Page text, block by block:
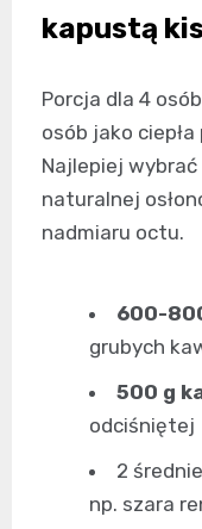
kapustą
Porcja dla 4
osób jako
Najlepiej
naturalnej
nadmiaru octu.
600-
grubych
500 g
odciśniętej
2
np. szara